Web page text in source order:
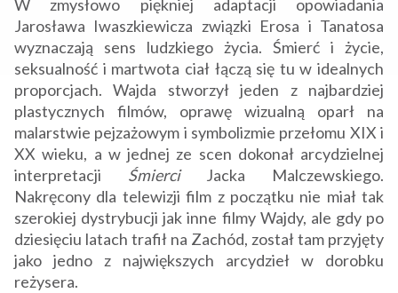
W zmysłowo piękniej adaptacji opowiadania
Jarosława Iwaszkiewicza związki Erosa i Tanatosa
wyznaczają sens ludzkiego życia. Śmierć i życie,
seksualność i martwota ciał łączą się tu w idealnych
proporcjach. Wajda stworzył jeden z najbardziej
plastycznych filmów, oprawę wizualną oparł na
malarstwie pejzażowym i symbolizmie przełomu XIX i
XX wieku, a w jednej ze scen dokonał arcydzielnej
interpretacji ŚmierciJacka Malczewskiego.
Nakręcony dla telewizji film z początku nie miał tak
szerokiej dystrybucji jak inne filmy Wajdy, ale gdy po
dziesięciu latach trafił na Zachód, został tam przyjęty
jako jedno z największych arcydzieł w dorobku
reżysera.